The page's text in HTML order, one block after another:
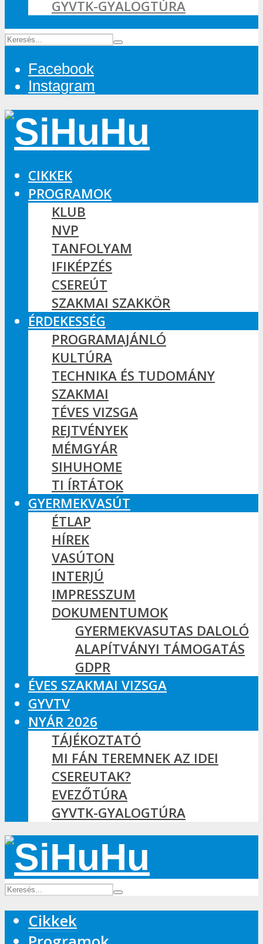
GYVTK-GYALOGTÚRA
Facebook
Instagram
CIKKEK
PROGRAMOK
KLUB
NVP
TANFOLYAM
IFIKÉPZÉS
CSEREÚT
SZAKMAI SZAKKÖR
ÉRDEKESSÉG
PROGRAMAJÁNLÓ
KULTÚRA
TECHNIKA ÉS TUDOMÁNY
SZAKMAI
TÉVES VIZSGA
REJTVÉNYEK
MÉMGYÁR
SIHUHOME
TI ÍRTÁTOK
GYERMEKVASÚT
ÉTLAP
HÍREK
VASÚTON
INTERJÚ
IMPRESSZUM
DOKUMENTUMOK
GYERMEKVASUTAS DALOLÓ
ALAPÍTVÁNYI TÁMOGATÁS
GDPR
ÉVES SZAKMAI VIZSGA
GYVTV
NYÁR 2026
TÁJÉKOZTATÓ
MI FÁN TEREMNEK AZ IDEI
CSEREUTAK?
EVEZŐTÚRA
GYVTK-GYALOGTÚRA
Cikkek